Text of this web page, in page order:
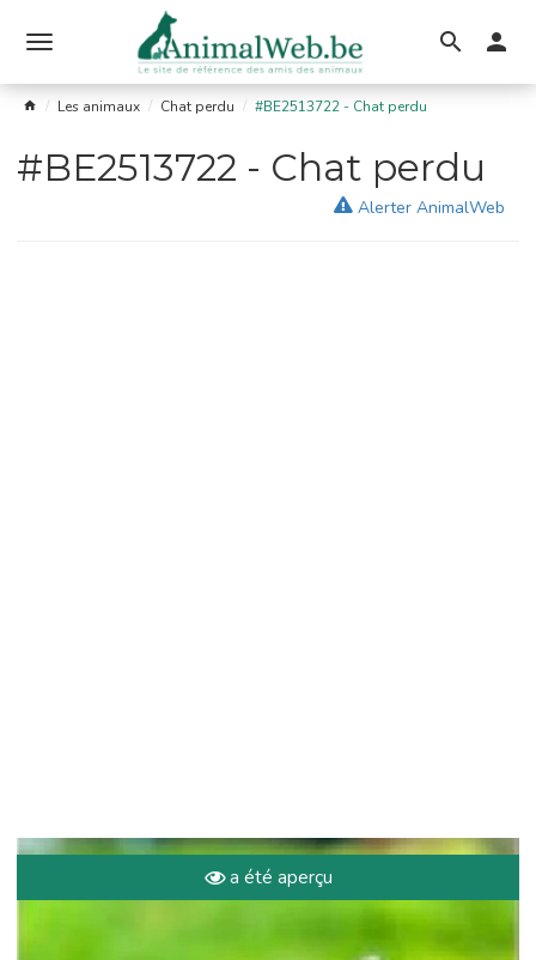
le
menu
Les animaux Chat perdu #BE2513722 - Chat perdu
#BE2513722 - Chat perdu
Alerter AnimalWeb
a été aperçu